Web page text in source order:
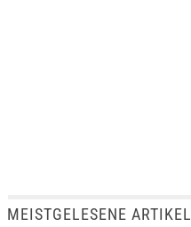
MEISTGELESENE ARTIKEL